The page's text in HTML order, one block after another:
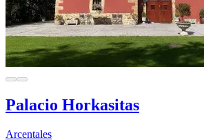
Palacio Horkasitas
Arcentales